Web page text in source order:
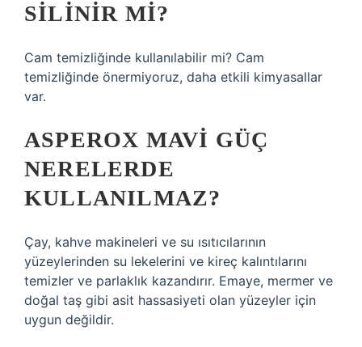
SILINIR MI?
Cam temizliğinde kullanılabilir mi? Cam
temizliğinde önermiyoruz, daha etkili kimyasallar
var.
ASPEROX MAVI GÜÇ
NERELERDE
KULLANILMAZ?
Çay, kahve makineleri ve su ısıtıcılarının
yüzeylerinden su lekelerini ve kireç kalıntılarını
temizler ve parlaklık kazandırır. Emaye, mermer ve
doğal taş gibi asit hassasiyeti olan yüzeyler için
uygun değildir.